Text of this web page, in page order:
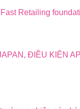
Retailing
ĐIỀU KIỆN